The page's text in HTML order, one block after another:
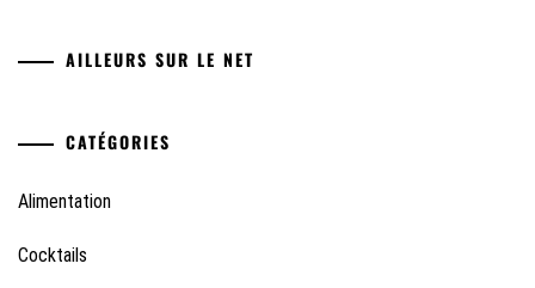
AILLEURS SUR LE NET
CATÉGORIES
Alimentation
Cocktails